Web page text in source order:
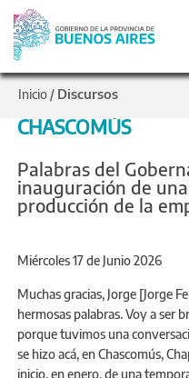
Inicio / Discursos
CHASCOMÚS
Palabras del
inauguración de
producción de la
Miércoles 17 de Junio 2026
Muchas gracias, Jorge [Jorge
hermosas palabras. Voy a ser
porque tuvimos una
se hizo acá, en Chascomús,
inicio, en enero, de una